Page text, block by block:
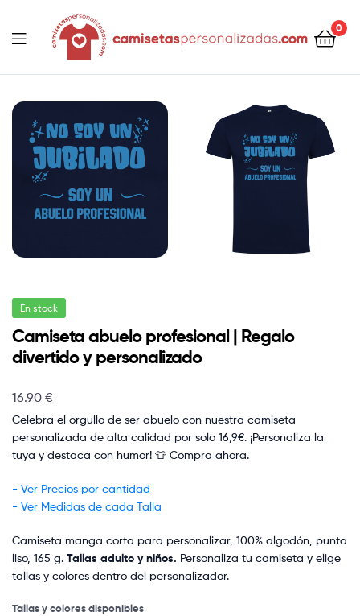
Camisetaspersonalizadas.com
0
En stock
Camiseta abuelo profesional | Regalo
divertido y personalizado
16.90 €
Celebra el orgullo de ser abuelo con nuestra camiseta
personalizada de alta calidad por solo 16,9€. ¡Personaliza la
tuya y destaca con humor! 👕 Compra ahora.
- Ver Precios por cantidad
- Ver Medidas de cada Talla
Camiseta manga corta para personalizar, 100% algodón, punto
liso, 165 g. Tallas adulto y niños. Personaliza tu camiseta y elige
tallas y colores dentro del personalizador.
Tallas y colores disponibles